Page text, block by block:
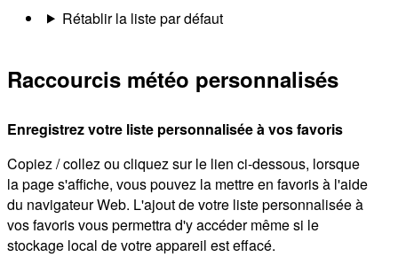
Rétablir la liste par défaut
Raccourcis météo personnalisés
Enregistrez votre liste personnalisée à vos favoris
Copiez / collez ou cliquez sur le lien ci-dessous, lorsque
la page s'affiche, vous pouvez la mettre en favoris à l'aide
du navigateur Web. L'ajout de votre liste personnalisée à
vos favoris vous permettra d'y accéder même si le
stockage local de votre appareil est effacé.